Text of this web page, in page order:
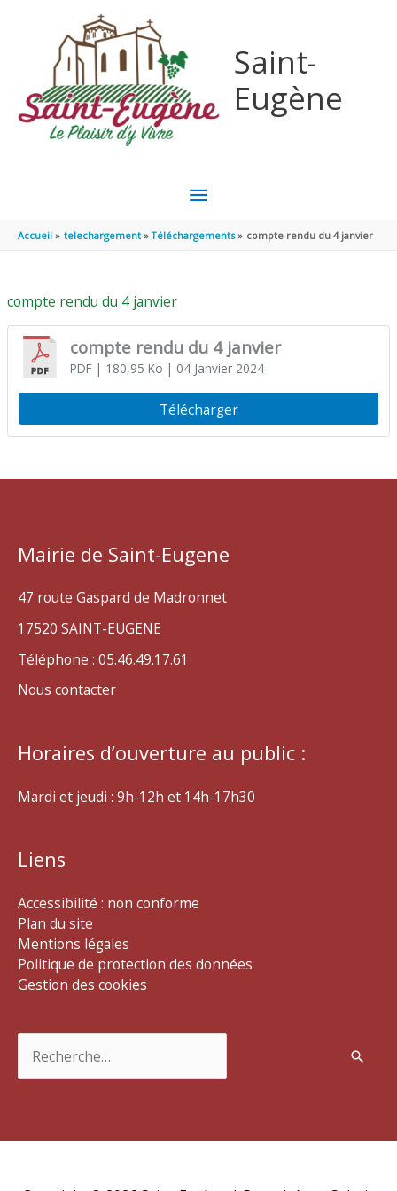
Saint-
Eugène
MENU
PRINCIPAL
Accueil telechargement Téléchargements compte rendu du 4 janvier
compte rendu du 4 janvier
compte rendu du 4 janvier
PDF| 180,95 Ko | 04 Janvier 2024
Télécharger
Mairie de Saint-Eugene
47 route Gaspard de Madronnet
17520 SAINT-EUGENE
Téléphone : 05.46.49.17.61
Nous contacter
Horaires d’ouverture au public :
Mardi et jeudi : 9h-12h et 14h-17h30
Liens
Accessibilité : non conforme
Plan du site
Mentions légales
Politique de protection des données
Gestion des cookies